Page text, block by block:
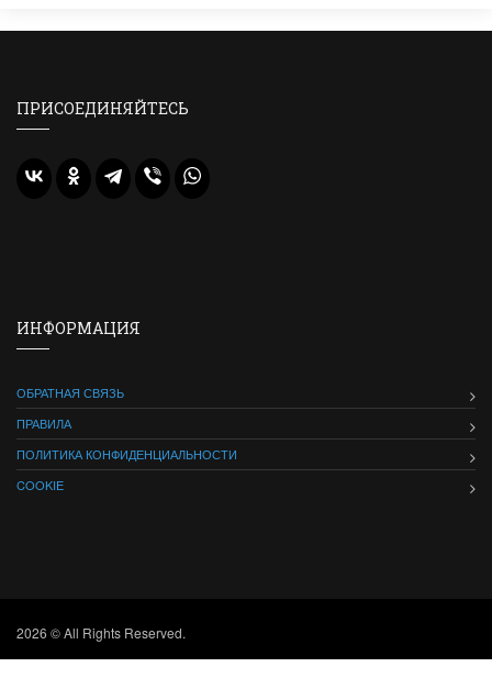
ПРИСОЕДИНЯЙТЕСЬ
ИНФОРМАЦИЯ
ОБРАТНАЯ СВЯЗЬ
ПРАВИЛА
ПОЛИТИКА КОНФИДЕНЦИАЛЬНОСТИ
COOKIE
2026 © All Rights Reserved.